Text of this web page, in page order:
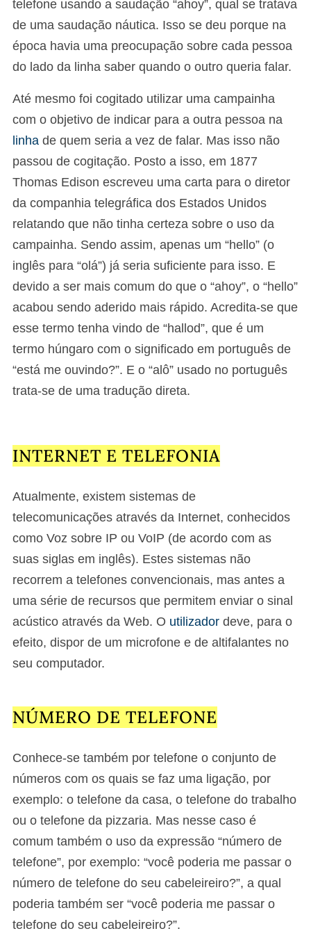
telefone usando a saudação “ahoy”, qual se tratava
de uma saudação náutica. Isso se deu porque na
época havia uma preocupação sobre cada pessoa
do lado da linha saber quando o outro queria falar.
Até mesmo foi cogitado utilizar uma campainha
com o objetivo de indicar para a outra pessoa na
linha de quem seria a vez de falar. Mas isso não
passou de cogitação. Posto a isso, em 1877
Thomas Edison escreveu uma carta para o diretor
da companhia telegráfica dos Estados Unidos
relatando que não tinha certeza sobre o uso da
campainha. Sendo assim, apenas um “hello” (o
inglês para “olá”) já seria suficiente para isso. E
devido a ser mais comum do que o “ahoy”, o “hello”
acabou sendo aderido mais rápido. Acredita-se que
esse termo tenha vindo de “hallod”, que é um
termo húngaro com o significado em português de
“está me ouvindo?”. E o “alô” usado no português
trata-se de uma tradução direta.
INTERNET E TELEFONIA
Atualmente, existem sistemas de
telecomunicações através da Internet, conhecidos
como Voz sobre IP ou VoIP (de acordo com as
suas siglas em inglês). Estes sistemas não
recorrem a telefones convencionais, mas antes a
uma série de recursos que permitem enviar o sinal
acústico através da Web. O utilizador deve, para o
efeito, dispor de um microfone e de altifalantes no
seu computador.
NÚMERO DE TELEFONE
Conhece-se também por telefone o conjunto de
números com os quais se faz uma ligação, por
exemplo: o telefone da casa, o telefone do trabalho
ou o telefone da pizzaria. Mas nesse caso é
comum também o uso da expressão “número de
telefone”, por exemplo: “você poderia me passar o
número de telefone do seu cabeleireiro?”, a qual
poderia também ser “você poderia me passar o
telefone do seu cabeleireiro?”.